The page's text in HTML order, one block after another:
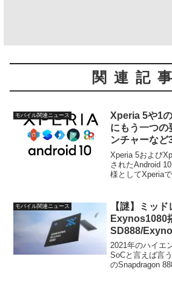
関連記事
モバイル関連ニュース
Xperia 5や1
にもう一つの
ンチャーな
チャーに致命
Xperia 5および
されたAndroid
様としてXperia
への...
モバイル関連ニュース
【謎】ミッ
Exynos1080
SD888/
S21が「同性
2021年のハイエ
SoCと言えば言
のSnapdragon